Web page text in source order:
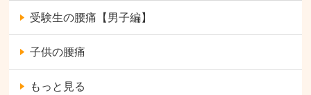
受験生の腰痛【男子編】
子供の腰痛
もっと見る